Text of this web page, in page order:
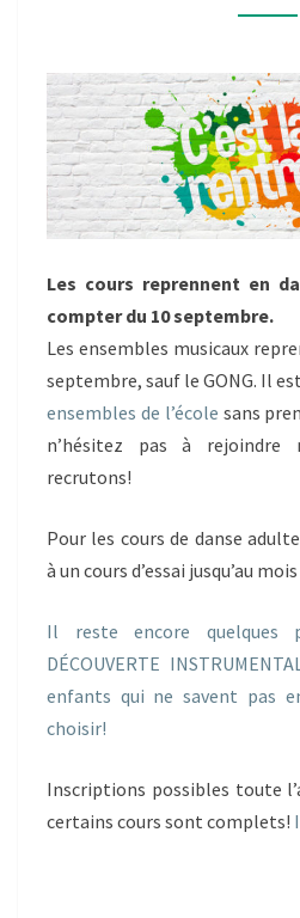
À
!
Les cours reprennent en
compter du 10 septembre.
Les ensembles musicaux
septembre, sauf le GONG. Il
ensembles de l’école sans
n’hésitez pas à rejoindre
recrutons!
Pour les cours de danse
à un cours d’essai jusqu’au
Il reste encore quelques
DÉCOUVERTE
enfants qui ne savent pas
choisir!
Inscriptions possibles toute
certains cours sont complets!